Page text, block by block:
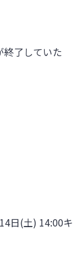
了していた
日(土) 14:00キ